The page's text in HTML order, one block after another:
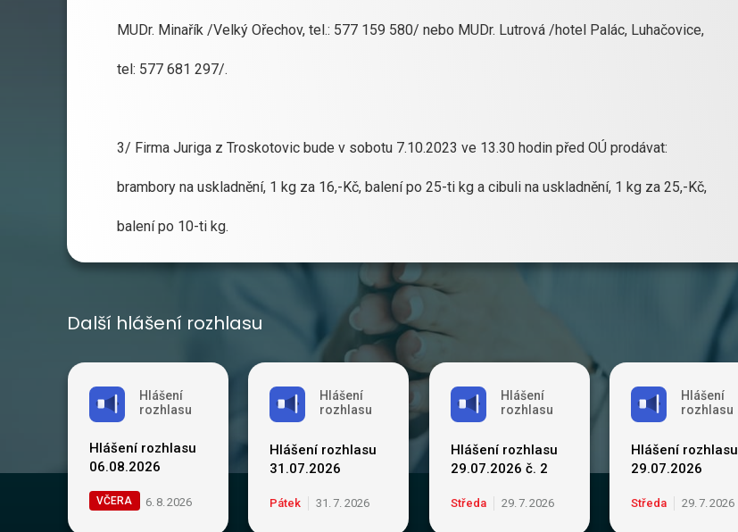
MUDr. Minařík /Velký Ořechov, tel.: 577 159 580/ nebo MUDr. Lutrová /hotel Palác, Luhačovice,
tel: 577 681 297/.
3/ Firma Juriga z Troskotovic bude v sobotu 7.10.2023 ve 13.30 hodin před OÚ prodávat:
brambory na uskladnění, 1 kg za 16,-Kč, balení po 25-ti kg a cibuli na uskladnění, 1 kg za 25,-Kč,
balení po 10-ti kg.
Další hlášení rozhlasu
Hlášení
rozhlasu
Hlášení rozhlasu
06.08.2026
VČERA 6. 8.2026
Hlášení
rozhlasu
Hlášení rozhlasu
31.07.2026
Pátek 31 .7. 2026
Hlášení
rozhlasu
Hlášení rozhlasu
29.07.2026 č. 2
Středa 29.7.2026
Hlášení
rozhlasu
Hlášení rozhlasu
29.07.2026
Středa 29.7.2026